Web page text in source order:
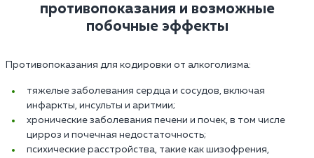
противопоказания и возможные
побочные эффекты
Противопоказания для кодировки от алкоголизма:
тяжелые заболевания сердца и сосудов, включая
инфаркты, инсульты и аритмии;
хронические заболевания печени и почек, в том числе
цирроз и почечная недостаточность;
психические расстройства, такие как шизофрения,